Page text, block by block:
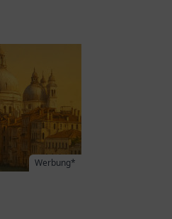
Werbung*